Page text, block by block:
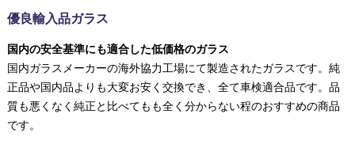
優良輸入品ガラス
国内の安全基準にも適合した低価格のガラス
国内ガラスメーカーの海外協力工場にて製造されたガラスです。純
正品や国内品よりも大変お安く交換でき、全て車検適合品です。品
質も悪くなく純正と比べてもも全く分からない程のおすすめの商品
です。